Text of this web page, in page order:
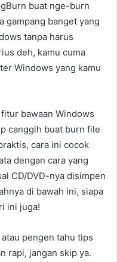
buat nge-burn
gampang banget yang
tanpa harus
deh, kamu cuma
Windows yang kamu
bawaan Windows
canggih buat burn file
cara ini cocok
dengan cara yang
CD/DVD-nya disimpen
di bawah ini, siapa
ini juga!
pengen tahu tips
rapi, jangan skip ya.